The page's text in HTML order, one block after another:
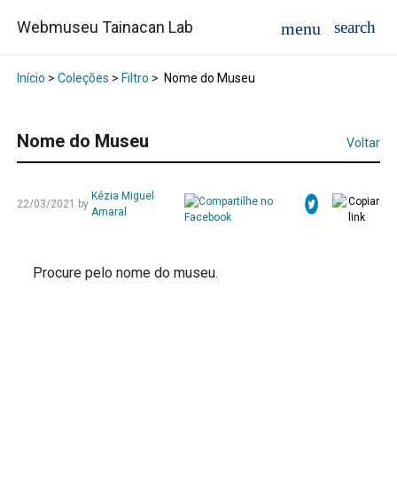
Webmuseu Tainacan Lab
Início > Coleções > Filtro > Nome do Museu
Nome do Museu Voltar
22/03/2021 by
Kézia Miguel
Amaral
Procure pelo nome do museu.